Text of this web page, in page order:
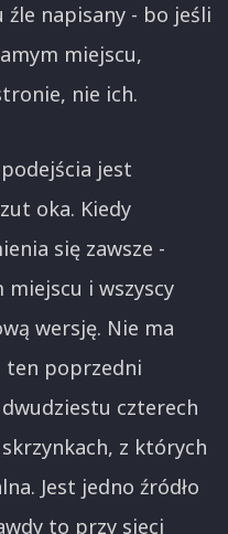
napisany - bo jeśli
miejscu,
nie ich.
jest
oka. Kiedy
się zawsze -
i wszyscy
wersję. Nie ma
ten poprzedni
czterech
z których
Jest jedno źródło
to przy sieci